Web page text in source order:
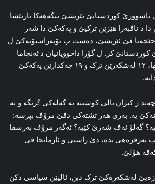
کوردستانێ ئێریشێ بنگه‌هه‌کا ئارتێشا
د ناڤبه‌را هێزێن ترکیێ و پەکەکێ دا شه‌ر
ڤێ ئێریشێ، ده‌ست ب ئۆپه‌راسیۆنەکێ ل
کوردستانێ کر. ل گۆرا داخوویانیان د ئه‌نجاما
ڤی شه‌ری دا هه‌تا نها، ۱۲ له‌شکه‌رێن ترک و ۱۹ چه‌کدارێن پەکەکێ
ژ کیژان ئالی کوشتنه‌ نه‌ گه‌له‌کی گرنگه‌ و نه‌
یە. به‌ری هه‌ر تشته‌کی دڤێ مرۆڤ بپرسه‌:
گه‌لۆ ئه‌ڤ شه‌رێ کێیه‌؟ ئه‌گه‌ر مرۆڤ به‌رسڤا
به‌رفره‌هی بده‌، دێ راستی و ئارمانجا ڤی
هۆلێ.
له‌شکه‌ره‌کێ ترک دبن، ئالیێن سیاسی دکن